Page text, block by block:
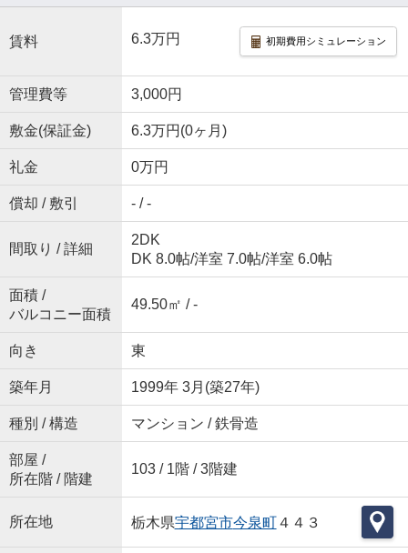
賃料 6.3万円 初期費用シミュレーション
管理費等 3,000円
敷金(保証金) 6.3万円(0ヶ月)
礼金 0万円
償却 / 敷引 - / -
間取り / 詳細
2DK
DK 8.0帖/洋室 7.0帖/洋室 6.0帖
面積 /
バルコニー面積
49.50㎡ / -
向き 東
築年月 1999年 3月(築27年)
種別 / 構造 マンション / 鉄骨造
部屋 /
所在階 / 階建
103 / 1階 / 3階建
所在地 栃木県宇都宮市今泉町４４３